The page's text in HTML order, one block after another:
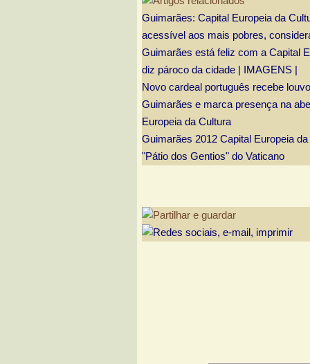
Guimarães: Capital Europeia da
acessível aos mais pobres,
Guimarães está feliz com a Capital
diz pároco da cidade | IMAGENS |
Novo cardeal português recebe
Guimarães e marca presença na
Europeia da Cultura
Guimarães 2012 Capital Europeia
"Pátio dos Gentios" do Vaticano